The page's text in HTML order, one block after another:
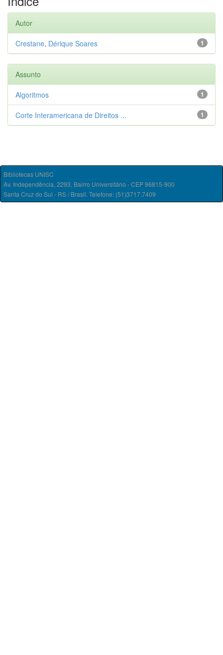
Autor
1
Crestane, Dérique Soares
Assunto
1
Algoritmos
1
Corte Interamericana de Direitos ...
Bibliotecas UNISC
Av. Independência, 2293, Bairro Universitário - CEP 96815-900
Santa Cruz do Sul - RS / Brasil. Telefone: (51)3717.7409